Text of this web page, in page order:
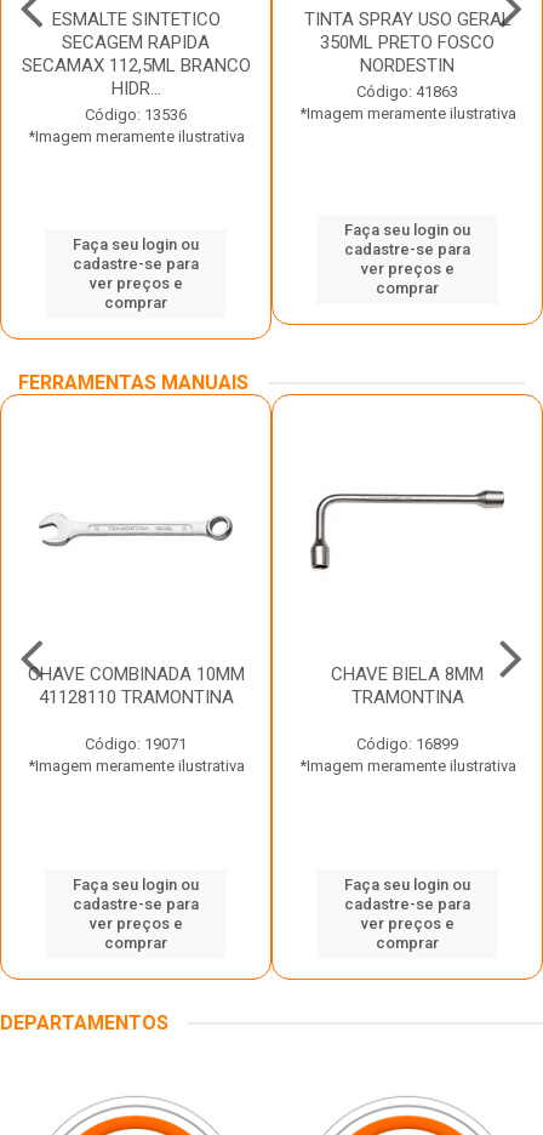
ESMALTE SINTETICO
SECAGEM RAPIDA
SECAMAX 112,5ML BRANCO
HIDR...
Código: 13536
*Imagem meramente ilustrativa
Faça seu login ou
cadastre-se para
ver preços e
comprar
TINTA SPRAY USO GERAL
350ML PRETO FOSCO
NORDESTIN
Código: 41863
*Imagem meramente ilustrativa
Faça seu login ou
cadastre-se para
ver preços e
comprar
FERRAMENTAS MANUAIS
CHAVE COMBINADA 10MM
41128110 TRAMONTINA
Código: 19071
*Imagem meramente ilustrativa
Faça seu login ou
cadastre-se para
ver preços e
comprar
CHAVE BIELA 8MM
TRAMONTINA
Código: 16899
*Imagem meramente ilustrativa
Faça seu login ou
cadastre-se para
ver preços e
comprar
DEPARTAMENTOS